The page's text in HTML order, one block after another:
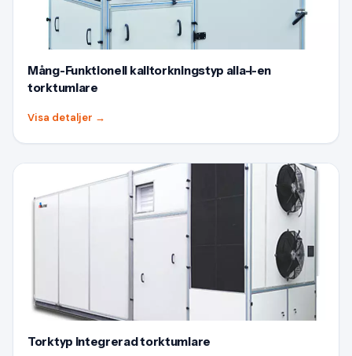
Mång-Funktionell kalltorkningstyp alla-i-en
torktumlare
Visa detaljer →
Torktyp integrerad torktumlare